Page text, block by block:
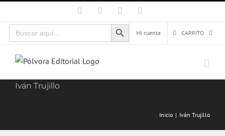
al
contenido
Facebook Instagram
Buscar:
Botón de búsqueda
Mi cuenta
CARRITO
Iván Trujillo
Inicio Iván Trujillo